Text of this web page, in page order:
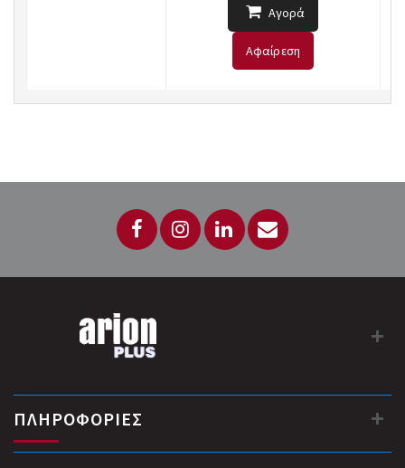
Αγορά
Αφαίρεση
ΠΛΗΡΟΦΟΡΙΕΣ